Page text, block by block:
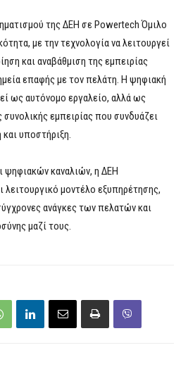
της ΔΕΗ σε Powertech Όμιλο
με την τεχνολογία να λειτουργεί
και αναβάθμιση της εμπειρίας
επαφής με τον πελάτη. Η ψηφιακή
ως αυτόνομο εργαλείο, αλλά ως
εμπειρίας που συνδυάζει
υποστήριξη.
ψηφιακών καναλιών, η ΔΕΗ
λειτουργικό μοντέλο εξυπηρέτησης,
ανάγκες των πελατών και
μαζί τους.